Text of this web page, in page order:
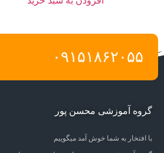
۰۹۱۵۱۸۶۲۰۵۵
گروه آموزشی محسن پور
با افتخار به شما خوش آمد میگوییم